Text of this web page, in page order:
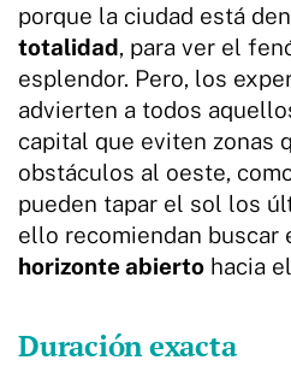
porque la ciudad está
totalidad, para ver el
esplendor. Pero, los
advierten a todos
capital que eviten zonas
obstáculos al oeste,
pueden tapar el sol los
ello recomiendan buscar
horizonte abierto hacia
Duración exacta